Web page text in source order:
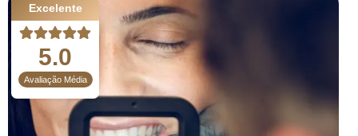
Excelente
5.0
Avaliação Média